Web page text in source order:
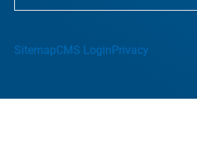
SitemapCMS LoginPrivacy